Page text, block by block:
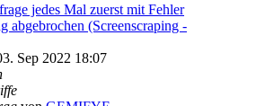
jedes Mal zuerst mit Fehler
abgebrochen (Screenscraping -
Sep 2022 18:07